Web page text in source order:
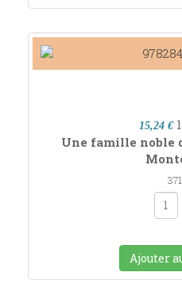
15,24 €
Une famille noble
Ajouter